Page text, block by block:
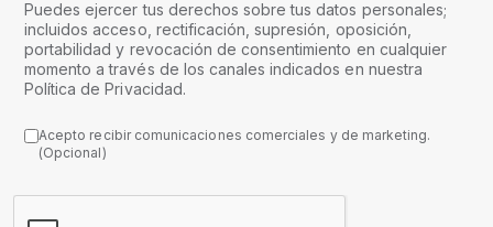
Puedes ejercer tus derechos sobre tus datos personales;
incluidos acceso, rectificación, supresión, oposición,
portabilidad y revocación de consentimiento en cualquier
momento a través de los canales indicados en nuestra
Política de Privacidad.
Acepto recibir comunicaciones comerciales y de marketing.
(Opcional)